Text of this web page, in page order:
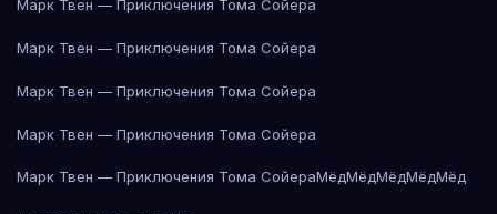
Марк Твен — Приключения Тома Сойера
Марк Твен — Приключения Тома Сойера
Марк Твен — Приключения Тома Сойера
Марк Твен — Приключения Тома Сойера
Марк Твен — Приключения Тома СойераМёдМёдМёдМёдМёд